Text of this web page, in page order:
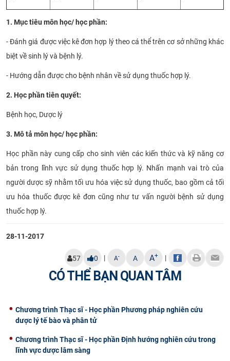
1. Mục tiêu môn học/ học phần:
- Đánh giá được việc kê đơn hợp lý theo cá thể trên cơ sở những khác
biệt về sinh lý và bệnh lý.
- Hướng dẫn được cho bệnh nhân về sử dụng thuốc hợp lý.
2. Học phần tiên quyết:
Bệnh học, Dược lý
3. Mô tả môn học/ học phần:
Học phần này cung cấp cho sinh viên các kiến thức và kỹ năng cơ
bản trong lĩnh vực sử dụng thuốc hợp lý. Nhấn mạnh vai trò của
người dược sỹ nhằm tối ưu hóa việc sử dụng thuốc, bao gồm cả tối
ưu hóa thuốc được kê đơn cũng như tư vấn người bệnh sử dụng
thuốc hợp lý.​
28-11-2017
57 0 | A- A A+ |
CÓ THỂ BẠN QUAN TÂM
Chương trình Thạc sĩ - Học phần Phương pháp nghiên cứu
dược lý tế bào và phân tử
Chương trình Thạc sĩ - Học phần Định hướng nghiên cứu trong
lĩnh vực dược lâm sàng